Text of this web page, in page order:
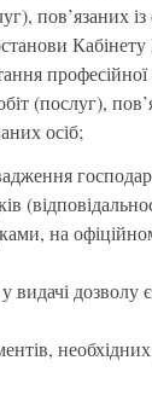
пов’язаних
професійної
(послуг),
осіб;
на
видачі дозволу